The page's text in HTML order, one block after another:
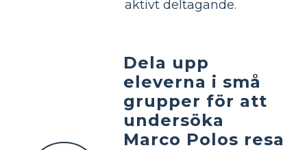
aktivt deltagande.
Dela upp
eleverna i små
grupper för att
undersöka
Marco Polos resa